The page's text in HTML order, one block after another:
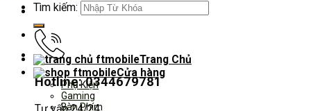
Hotline: 0344679781
Tìm kiếm:
Trang Chủ
Cửa hàng
Phụ Kiện
Gaming
Bàn Phím